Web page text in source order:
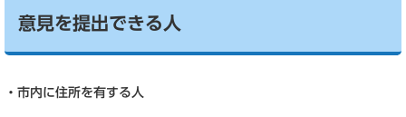
意見を提出できる人
・市内に住所を有する人